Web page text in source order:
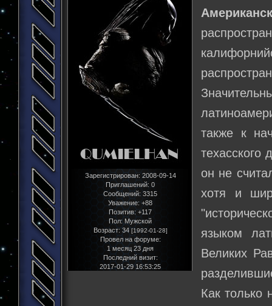
Зарегистрирован: 2008-09-14
Приглашений: 0
Сообщений: 3315
Уважение: +88
Позитив: +117
Пол: Мужской
Возраст: 34 [1992-01-28]
Провел на форуме:
1 месяц 23 дня
Последний визит:
2017-01-29 16:53:25
также к
он не
хотя и
языком
Великих
Как только